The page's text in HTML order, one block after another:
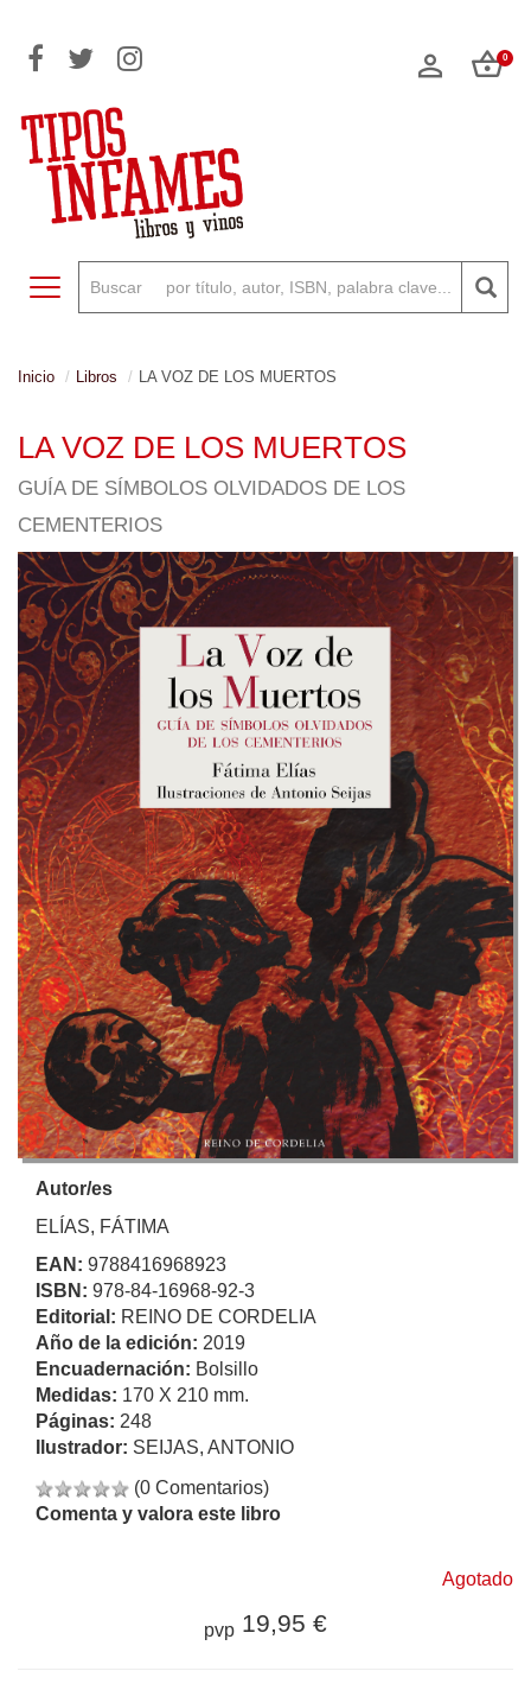
0
Toggle navigation
Inicio Libros LA VOZ DE LOS MUERTOS
LA VOZ DE LOS MUERTOS
GUÍA DE SÍMBOLOS OLVIDADOS DE LOS
CEMENTERIOS
Autor/es
ELÍAS, FÁTIMA
EAN: 9788416968923
ISBN: 978-84-16968-92-3
Editorial: REINO DE CORDELIA
Año de la edición: 2019
Encuadernación: Bolsillo
Medidas: 170 X 210 mm.
Páginas: 248
Ilustrador: SEIJAS, ANTONIO
(0 Comentarios)
Comenta y valora este libro
Agotado
pvp 19,95 €